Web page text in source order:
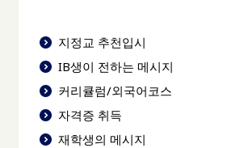
지정교 추천입시
IB생이 전하는 메시지
커리큘럼/외국어코스
자격증 취득
재학생의 메시지